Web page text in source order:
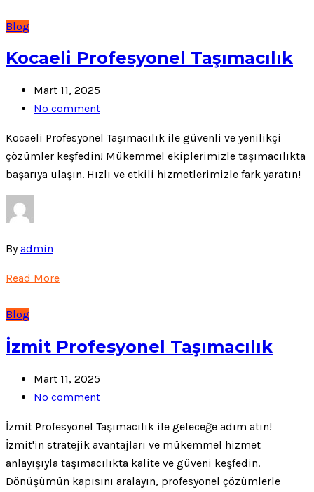
Blog
Kocaeli Profesyonel Taşımacılık
Mart 11, 2025
No comment
Kocaeli Profesyonel Taşımacılık ile güvenli ve yenilikçi
çözümler keşfedin! Mükemmel ekiplerimizle taşımacılıkta
başarıya ulaşın. Hızlı ve etkili hizmetlerimizle fark yaratın!
Byadmin
Read More
Blog
İzmit Profesyonel Taşımacılık
Mart 11, 2025
No comment
İzmit Profesyonel Taşımacılık ile geleceğe adım atın!
İzmit'in stratejik avantajları ve mükemmel hizmet
anlayışıyla taşımacılıkta kalite ve güveni keşfedin.
Dönüşümün kapısını aralayın, profesyonel çözümlerle